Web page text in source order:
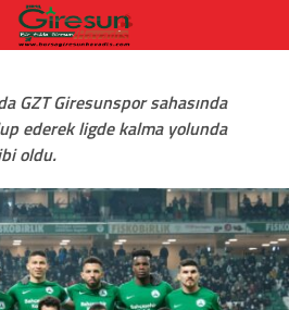
GZT Giresunspor sahasında
ederek ligde kalma yolunda
oldu.